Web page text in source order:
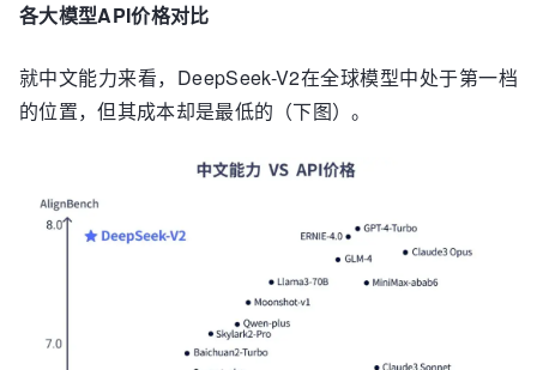
各大模型API价格对比
就中文能力来看，DeepSeek-V2在全球模型中处于第一档
的位置，但其成本却是最低的（下图）。